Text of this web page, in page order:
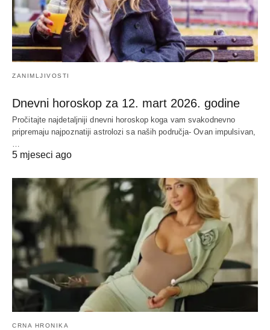
ZANIMLJIVOSTI
Dnevni horoskop za 12. mart 2026. godine
Pročitajte najdetaljniji dnevni horoskop koga vam svakodnevno
pripremaju najpoznatiji astrolozi sa naših područja- Ovan impulsivan,
…
5 mjeseci ago
CRNA HRONIKA